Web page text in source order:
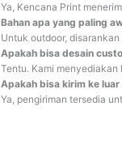
Ya, Kencana Print
Bahan apa yang paling
Untuk outdoor, disarankan
Apakah bisa desain
Tentu. Kami menyediakan
Apakah bisa kirim ke luar
Ya, pengiriman tersedia